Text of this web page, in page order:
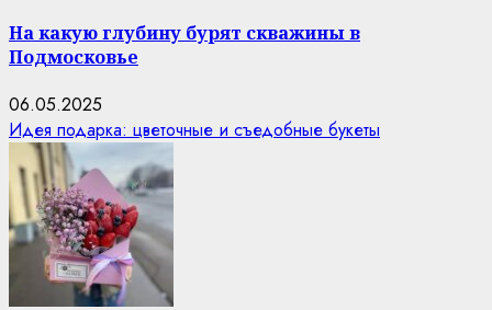
На какую глубину бурят скважины в
Подмосковье
06.05.2025
Идея подарка: цветочные и съедобные букеты